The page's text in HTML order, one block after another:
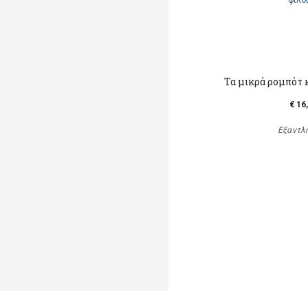
Τα μικρά ρομπότ
€